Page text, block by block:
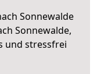
Sonnewalde
Sonnewalde,
und stressfrei